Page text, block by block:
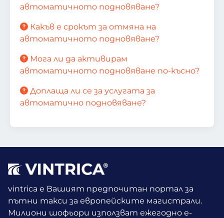
автоматичното подновяване?
Какъв е срокът за отмяна на
автоматичното подновяване?
Мога ли да активирам
автоматичното подновяване по-късно?
Доплаща ли се за услугата за
автоматично подновяване?
vintrica е Вашият предпочитан портал за
пътни такси за европейските магистрали.
Милиони шофьори използват ежегодно е-